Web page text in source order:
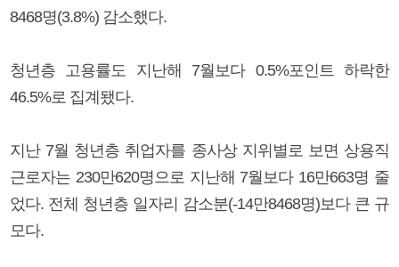
8468명(3.8%) 감소했다.
청년층 고용률도 지난해 7월보다 0.5%포인트 하락한
46.5%로 집계됐다.
지난 7월 청년층 취업자를 종사상 지위별로 보면 상용직
근로자는 230만620명으로 지난해 7월보다 16만663명 줄
었다. 전체 청년층 일자리 감소분(-14만8468명)보다 큰 규
모다.